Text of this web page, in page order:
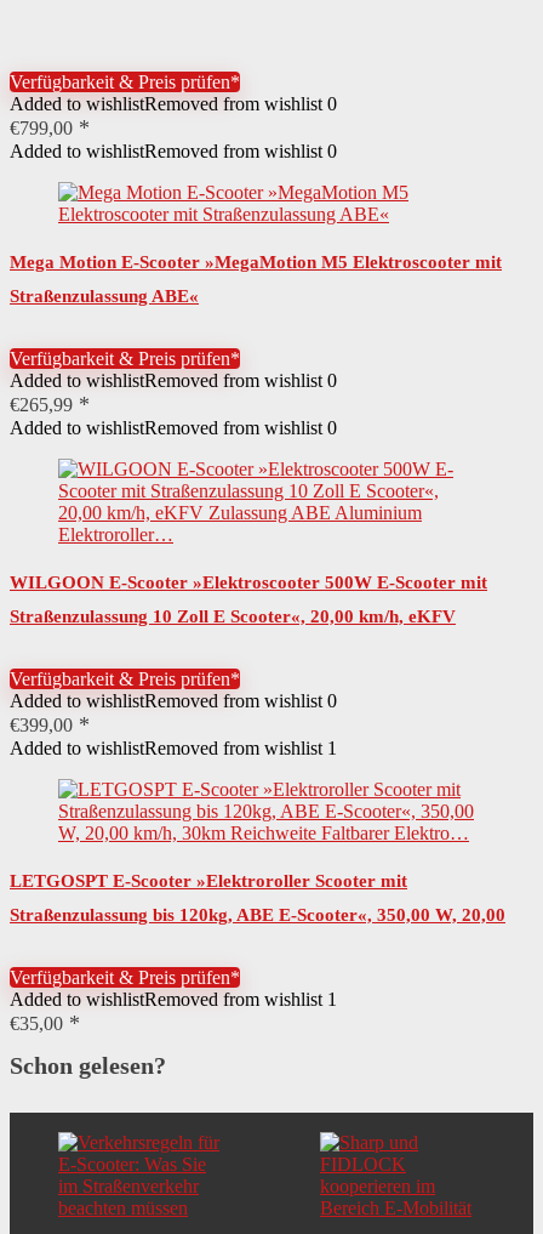
Verfügbarkeit & Preis prüfen*
Added to wishlistRemoved from wishlist 0
€799,00
Added to wishlistRemoved from wishlist 0
Mega Motion E-Scooter »MegaMotion M5 Elektroscooter mit
Straßenzulassung ABE«
Verfügbarkeit & Preis prüfen*
Added to wishlistRemoved from wishlist 0
€265,99
Added to wishlistRemoved from wishlist 0
WILGOON E-Scooter »Elektroscooter 500W E-Scooter mit
Straßenzulassung 10 Zoll E Scooter«, 20,00 km/h, eKFV
Verfügbarkeit & Preis prüfen*
Added to wishlistRemoved from wishlist 0
€399,00
Added to wishlistRemoved from wishlist 1
LETGOSPT E-Scooter »Elektroroller Scooter mit
Straßenzulassung bis 120kg, ABE E-Scooter«, 350,00 W, 20,00
Verfügbarkeit & Preis prüfen*
Added to wishlistRemoved from wishlist 1
€35,00
Schon gelesen?